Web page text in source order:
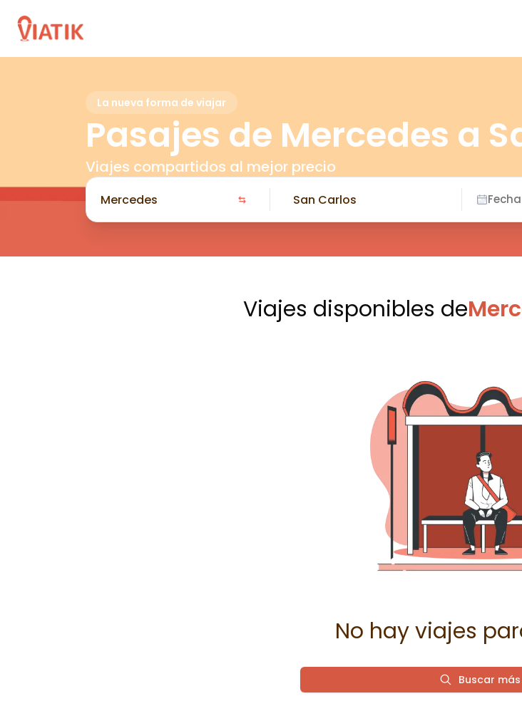
La nueva forma de viajar
Pasajes de Mercedes a
Viajes compartidos al mejor precio
Viajes disponibles de
No hay viajes
Buscar más